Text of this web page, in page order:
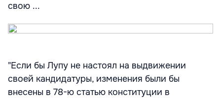
свою ...
"Если бы Лупу не настоял на выдвижении
своей кандидатуры, изменения были бы
внесены в 78-ю статью конституции в